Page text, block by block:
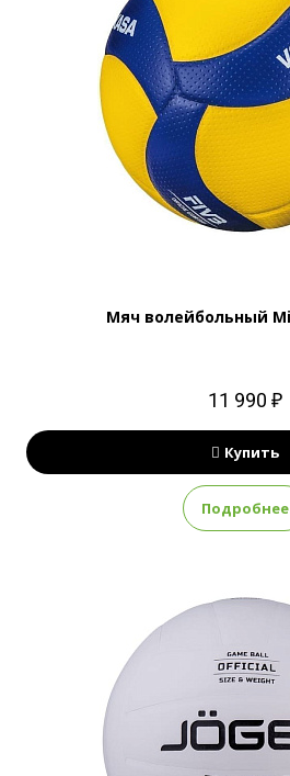
Мяч волейбольный
11 990 ₽
Купить
Подробнее